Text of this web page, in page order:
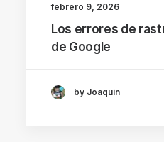
febrero 9, 2026
Los errores de
de Google
by Joaquin